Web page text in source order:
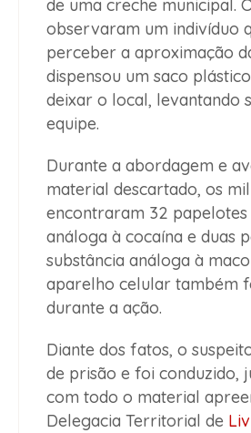
de uma creche municipal.
observaram um indivíduo
perceber a aproximação
dispensou um saco
deixar o local, levantando
equipe.
Durante a abordagem e
material descartado, os
encontraram 32 papelotes
análoga à cocaína e duas
substância análoga à
aparelho celular também
durante a ação.
Diante dos fatos, o
de prisão e foi conduzido,
com todo o material
Delegacia Territorial de